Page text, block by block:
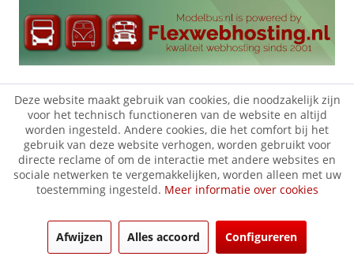
Deze website maakt gebruik van cookies, die noodzakelijk zijn
voor het technisch functioneren van de website en altijd
worden ingesteld. Andere cookies, die het comfort bij het
gebruik van deze website verhogen, worden gebruikt voor
directe reclame of om de interactie met andere websites en
sociale netwerken te vergemakkelijken, worden alleen met uw
toestemming ingesteld. Meer informatie over cookies
Afwijzen Alles accoord Configureren